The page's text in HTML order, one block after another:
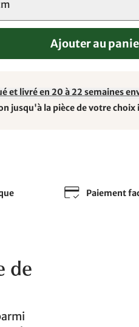
Ajouter au
et livré en 20 à 22 semaines
jusqu'à la pièce de votre choix
Paiement
de